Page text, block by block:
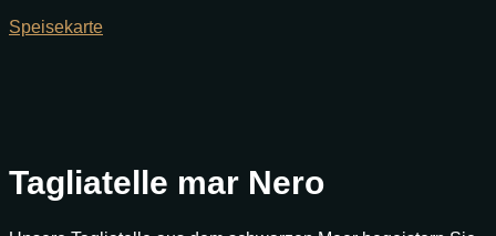
Speisekarte
Tagliatelle mar Nero